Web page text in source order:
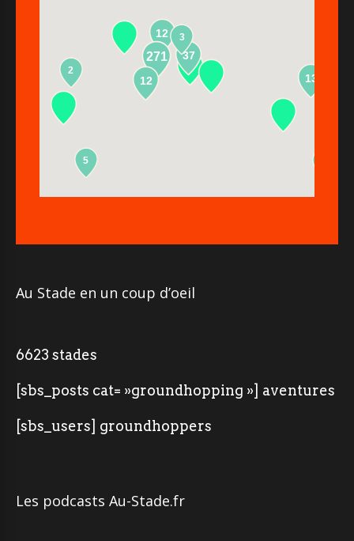
12
271
13
37
2
5
12
3
Au Stade en un coup d’oeil
6623 stades
[sbs_posts cat= »groundhopping »] aventures
[sbs_users] groundhoppers
Les podcasts Au-Stade.fr